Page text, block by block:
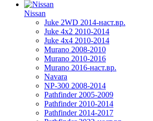
Nissan
Juke 2WD 2014-наст.вр.
Juke 4x2 2010-2014
Juke 4x4 2010-2014
Murano 2008-2010
Murano 2010-2016
Murano 2016-наст.вр.
Navara
NP-300 2008-2014
Pathfinder 2005-2009
Pathfinder 2010-2014
Pathfinder 2014-2017